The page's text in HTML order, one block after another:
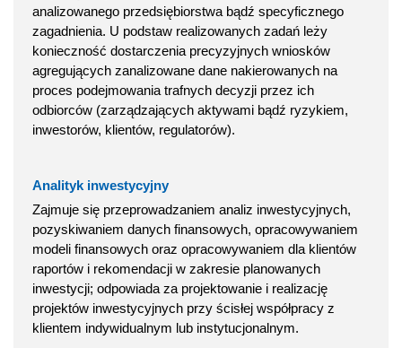
analizowanego przedsiębiorstwa bądź specyficznego
zagadnienia. U podstaw realizowanych zadań leży
konieczność dostarczenia precyzyjnych wniosków
agregujących zanalizowane dane nakierowanych na
proces podejmowania trafnych decyzji przez ich
odbiorców (zarządzających aktywami bądź ryzykiem,
inwestorów, klientów, regulatorów).
Analityk inwestycyjny
Zajmuje się przeprowadzaniem analiz inwestycyjnych,
pozyskiwaniem danych finansowych, opracowywaniem
modeli finansowych oraz opracowywaniem dla klientów
raportów i rekomendacji w zakresie planowanych
inwestycji; odpowiada za projektowanie i realizację
projektów inwestycyjnych przy ścisłej współpracy z
klientem indywidualnym lub instytucjonalnym.